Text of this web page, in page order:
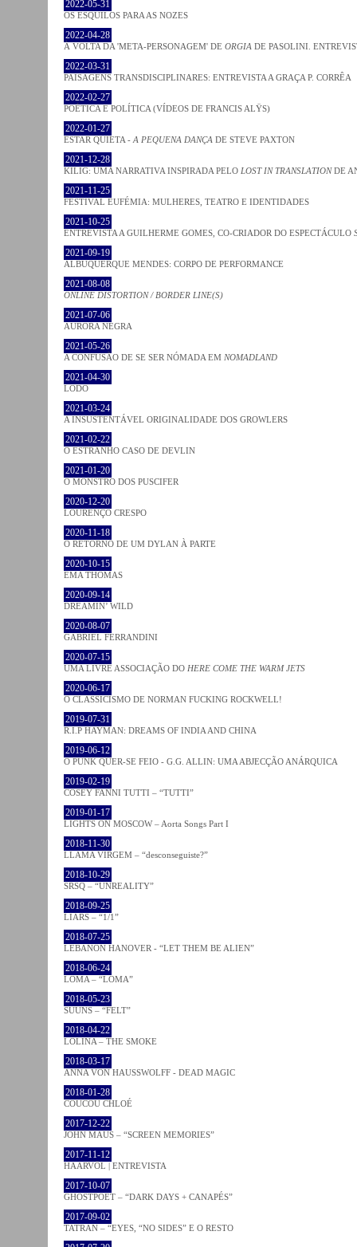
2022-05-31
OS ESQUILOS PARA AS NOZES
2022-04-28
À VOLTA DA 'META-PERSONAGEM' DE ORGIA DE PASOLINI.
2022-03-31
PAISAGENS TRANSDISCIPLINARES: ENTREVISTA A GRAÇA P. CORRÊA
2022-02-27
POÉTICA E POLÍTICA (VÍDEOS DE FRANCIS ALŸS)
2022-01-27
ESTAR QUIETA - A PEQUENA DANÇA DE STEVE PAXTON
2021-12-28
KILIG: UMA NARRATIVA INSPIRADA PELO LOST IN TRANSLATIONDE
2021-11-25
FESTIVAL EUFÉMIA: MULHERES, TEATRO E IDENTIDADES
2021-10-25
ENTREVISTA A GUILHERME GOMES, CO-CRIADOR DO ESPECTÁCULO
2021-09-19
ALBUQUERQUE MENDES: CORPO DE PERFORMANCE
2021-08-08
ONLINE DISTORTION / BORDER LINE(S)
2021-07-06
AURORA NEGRA
2021-05-26
A CONFUSÃO DE SE SER NÓMADA EM NOMADLAND
2021-04-30
LODO
2021-03-24
A INSUSTENTÁVEL ORIGINALIDADE DOS GROWLERS
2021-02-22
O ESTRANHO CASO DE DEVLIN
2021-01-20
O MONSTRO DOS PUSCIFER
2020-12-20
LOURENÇO CRESPO
2020-11-18
O RETORNO DE UM DYLAN À PARTE
2020-10-15
EMA THOMAS
2020-09-14
DREAMIN’ WILD
2020-08-07
GABRIEL FERRANDINI
2020-07-15
UMA LIVRE ASSOCIAÇÃO DO HERE COME THE WARM JETS
2020-06-17
O CLASSICISMO DE NORMAN FUCKING ROCKWELL!
2019-07-31
R.I.P HAYMAN: DREAMS OF INDIA AND CHINA
2019-06-12
O PUNK QUER-SE FEIO - G.G. ALLIN: UMA ABJECÇÃO ANÁRQUICA
2019-02-19
COSEY FANNI TUTTI – “TUTTI”
2019-01-17
LIGHTS ON MOSCOW – Aorta Songs Part I
2018-11-30
LLAMA VIRGEM – “desconseguiste?”
2018-10-29
SRSQ – “UNREALITY”
2018-09-25
LIARS – “1/1”
2018-07-25
LEBANON HANOVER - “LET THEM BE ALIEN”
2018-06-24
LOMA – “LOMA”
2018-05-23
SUUNS – “FELT”
2018-04-22
LOLINA – THE SMOKE
2018-03-17
ANNA VON HAUSSWOLFF - DEAD MAGIC
2018-01-28
COUCOU CHLOÉ
2017-12-22
JOHN MAUS – “SCREEN MEMORIES”
2017-11-12
HAARVÖL | ENTREVISTA
2017-10-07
GHOSTPOET – “DARK DAYS + CANAPÉS”
2017-09-02
TATRAN – “EYES, “NO SIDES” E O RESTO